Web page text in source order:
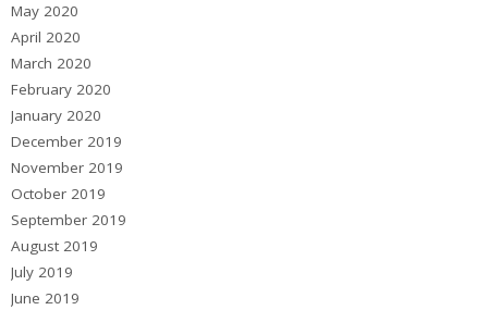
May 2020
April 2020
March 2020
February 2020
January 2020
December 2019
November 2019
October 2019
September 2019
August 2019
July 2019
June 2019